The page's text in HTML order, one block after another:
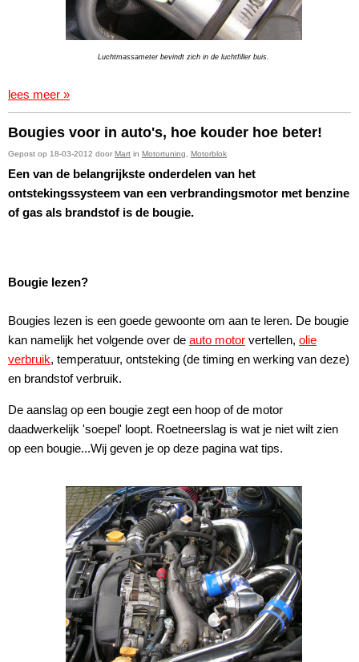
Luchtmassameter bevindt zich in de luchtfiller buis.
lees meer »
Bougies voor in auto's, hoe kouder hoe beter!
Gepost op 18-03-2012 door Mart in Motortuning Motorblok
Een van de belangrijkste onderdelen van het
ontstekingssysteem van een verbrandingsmotor met benzine
of gas als brandstof is de bougie.
Bougie lezen?
Bougies lezen is een goede gewoonte om aan te leren. De bougie
kan namelijk het volgende over de auto motor vertellen, olie
verbruik, temperatuur, ontsteking (de timing en werking van deze)
en brandstof verbruik.
De aanslag op een bougie zegt een hoop of de motor
daadwerkelijk 'soepel' loopt. Roetneerslag is wat je niet wilt zien
op een bougie...Wij geven je op deze pagina wat tips.